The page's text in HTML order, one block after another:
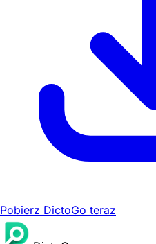
Pobierz DictoGo teraz